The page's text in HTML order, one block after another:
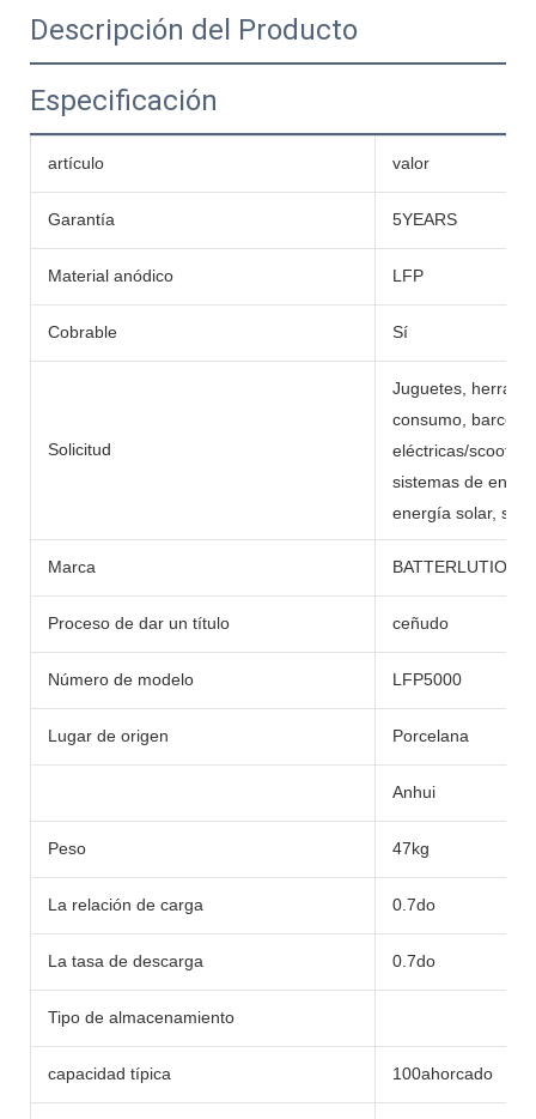
Descripción del Producto
Especificación
artículo valor
Garantía 5YEARS
Material anódico LFP
Cobrable Sí
Solicitud
Juguetes,
consumo, barcos,
eléctricas/
sistemas de
energía solar,
Marca BATTERLUTION
Proceso de dar un título ceñudo
Número de modelo LFP5000
Lugar de origen Porcelana
Anhui
Peso 47kg
La relación de carga 0.7do
La tasa de descarga 0.7do
Tipo de almacenamiento
capacidad típica 100ahorcado